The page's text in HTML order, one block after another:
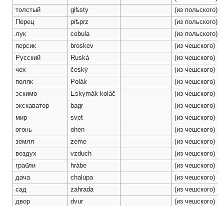
толстый
giѣsty
(из польского)
Перец
piѣprz
(из польского)
лук
cebula
(из польского)
персик
broskev
(из чешского)
Русский
Ruská
(из чешского)
чех
český
(из чешского)
поляк
Polák
(из чешского)
эскимо
Eskymák koláč
(из чешского)
экскаватор
bagr
(из чешского)
мир
svet
(из чешского)
огонь
ohen
(из чешского)
земля
zeme
(из чешского)
воздух
vzduch
(из чешского)
грабли
hrábe
(из чешского)
дача
chalupa
(из чешского)
сад
zahrada
(из чешского)
двор
dvur
(из чешского)